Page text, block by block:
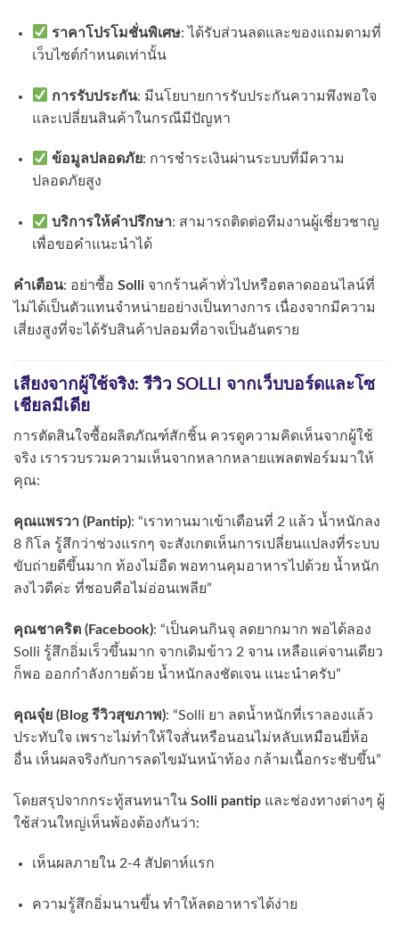
ราคาโปรโมชั่นพิเศษ: ได้รับส่วนลดและของแถมตามที่
เว็บไซต์กำหนดเท่านั้น
การรับประกัน: มีนโยบายการรับประกันความพึงพอใจ
และเปลี่ยนสินค้าในกรณีมีปัญหา
ข้อมูลปลอดภัย: การชำระเงินผ่านระบบที่มีความ
ปลอดภัยสูง
บริการให้คำปรึกษา: สามารถติดต่อทีมงานผู้เชี่ยวชาญ
เพื่อขอคำแนะนำได้
คำเตือน: อย่าซื้อ Solli จากร้านค้าทั่วไปหรือตลาดออนไลน์ที่
ไม่ได้เป็นตัวแทนจำหน่ายอย่างเป็นทางการ เนื่องจากมีความ
เสี่ยงสูงที่จะได้รับสินค้าปลอมที่อาจเป็นอันตราย
เสียงจากผู้ใช้จริง: รีวิว SOLLI จากเว็บบอร์ดและโซ
เชียลมีเดีย
การตัดสินใจซื้อผลิตภัณฑ์สักชิ้น ควรดูความคิดเห็นจากผู้ใช้
จริง เรารวบรวมความเห็นจากหลากหลายแพลตฟอร์มมาให้
คุณ:
คุณแพรวา (Pantip): “เราทานมาเข้าเดือนที่ 2 แล้ว น้ำหนักลง
8 กิโล รู้สึกว่าช่วงแรกๆ จะสังเกตเห็นการเปลี่ยนแปลงที่ระบบ
ขับถ่ายดีขึ้นมาก ท้องไม่อืด พอทานคุมอาหารไปด้วย น้ำหนัก
ลงไวดีค่ะ ที่ชอบคือไม่อ่อนเพลีย”
คุณชาคริต (Facebook): “เป็นคนกินจุ ลดยากมาก พอได้ลอง
Solli รู้สึกอิ่มเร็วขึ้นมาก จากเดิมข้าว 2 จาน เหลือแค่จานเดียว
ก็พอ ออกกำลังกายด้วย น้ำหนักลงชัดเจน แนะนำครับ”
คุณจุ๋ย (Blog รีวิวสุขภาพ): “Solli ยา ลดน้ำหนักที่เราลองแล้ว
ประทับใจ เพราะไม่ทำให้ใจสั่นหรือนอนไม่หลับเหมือนยี่ห้อ
อื่น เห็นผลจริงกับการลดไขมันหน้าท้อง กล้ามเนื้อกระชับขึ้น”
โดยสรุปจากกระทู้สนทนาใน Solli pantip และช่องทางต่างๆ ผู้
ใช้ส่วนใหญ่เห็นพ้องต้องกันว่า:
เห็นผลภายใน 2-4 สัปดาห์แรก
ความรู้สึกอิ่มนานขึ้น ทำให้ลดอาหารได้ง่าย